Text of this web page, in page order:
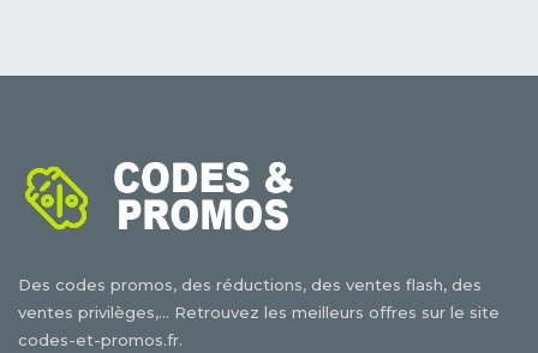
Des codes promos, des réductions, des ventes flash, des
ventes privilèges,... Retrouvez les meilleurs offres sur le site
codes-et-promos.fr.